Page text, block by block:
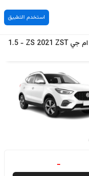
استخدم التطبيق
ام جي ZS 2021 ZST
-
1.5
-